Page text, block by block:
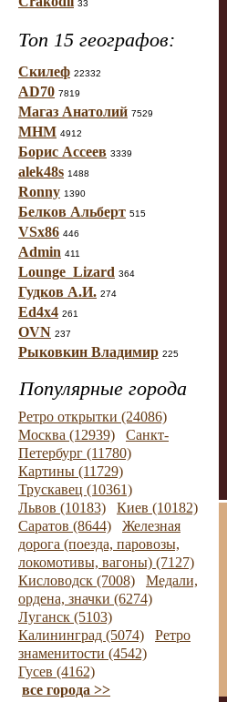
33
Топ 15 географов:
Скилеф 22332
AD70 7819
Магаз Анатолий 7529
МНМ 4912
Борис Ассеев 3339
alek48s 1488
Ronny 1390
Белков Альберт 515
VSx86 446
Admin 411
Lounge_Lizard 364
Гудков А.И. 274
Ed4x4 261
OVN 237
Рыковкин Владимир 225
Популярные города
Ретро открытки (24086)
Москва (12939)
Санкт-
Петербург (11780)
Картины (11729)
Трускавец (10361)
Львов (10183)
Киев (10182)
Саратов (8644)
Железная
дорога (поезда, паровозы,
локомотивы, вагоны) (7127)
Кисловодск (7008)
Медали,
ордена, значки (6274)
Луганск (5103)
Калининград (5074)
Ретро
знаменитости (4542)
Гусев (4162)
все города >>